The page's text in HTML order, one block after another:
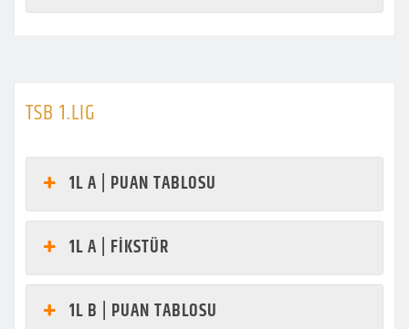
TSB 1.LIG
1L A | PUAN TABLOSU
1L A | FİKSTÜR
1L B | PUAN TABLOSU